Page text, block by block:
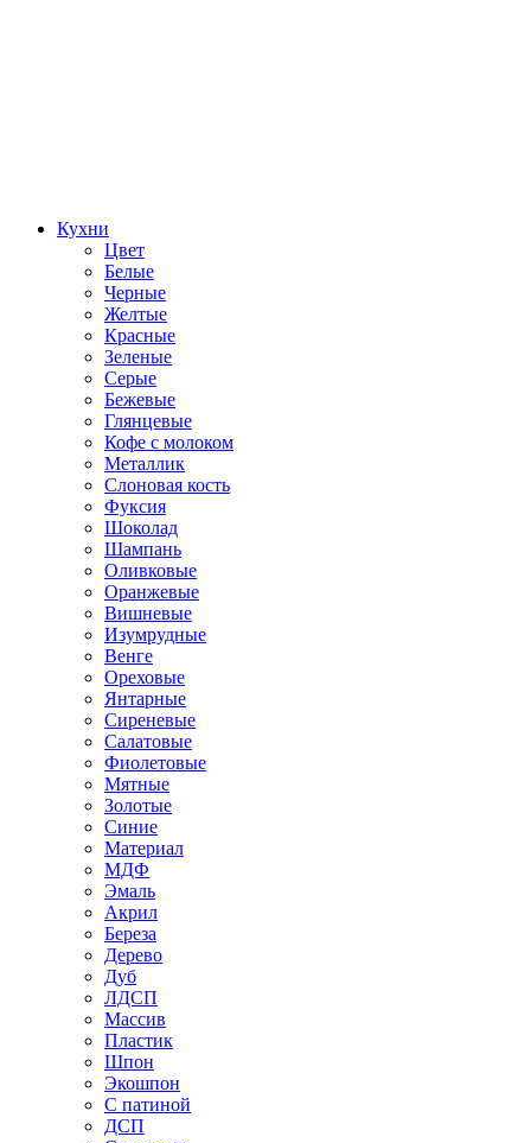
Кухни
Цвет
Белые
Черные
Желтые
Красные
Зеленые
Серые
Бежевые
Глянцевые
Кофе с молоком
Металлик
Слоновая кость
Фуксия
Шоколад
Шампань
Оливковые
Оранжевые
Вишневые
Изумрудные
Венге
Ореховые
Янтарные
Сиреневые
Салатовые
Фиолетовые
Мятные
Золотые
Синие
Материал
МДФ
Эмаль
Акрил
Береза
Дерево
Дуб
ЛДСП
Массив
Пластик
Шпон
Экошпон
С патиной
ДСП